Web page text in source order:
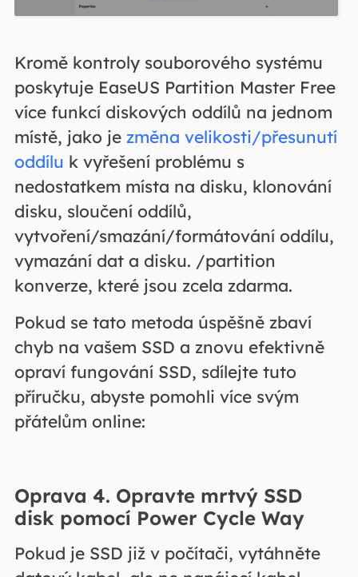
Kromě kontroly souborového systému
poskytuje EaseUS Partition Master Free
více funkcí diskových oddílů na jednom
místě, jako je změna velikosti/přesunutí
oddílu k vyřešení problému s
nedostatkem místa na disku, klonování
disku, sloučení oddílů,
vytvoření/smazání/formátování oddílu,
vymazání dat a disku. /partition
konverze, které jsou zcela zdarma.
Pokud se tato metoda úspěšně zbaví
chyb na vašem SSD a znovu efektivně
opraví fungování SSD, sdílejte tuto
příručku, abyste pomohli více svým
přátelům online:
Oprava 4. Opravte mrtvý SSD
disk pomocí Power Cycle Way
Pokud je SSD již v počítači, vytáhněte